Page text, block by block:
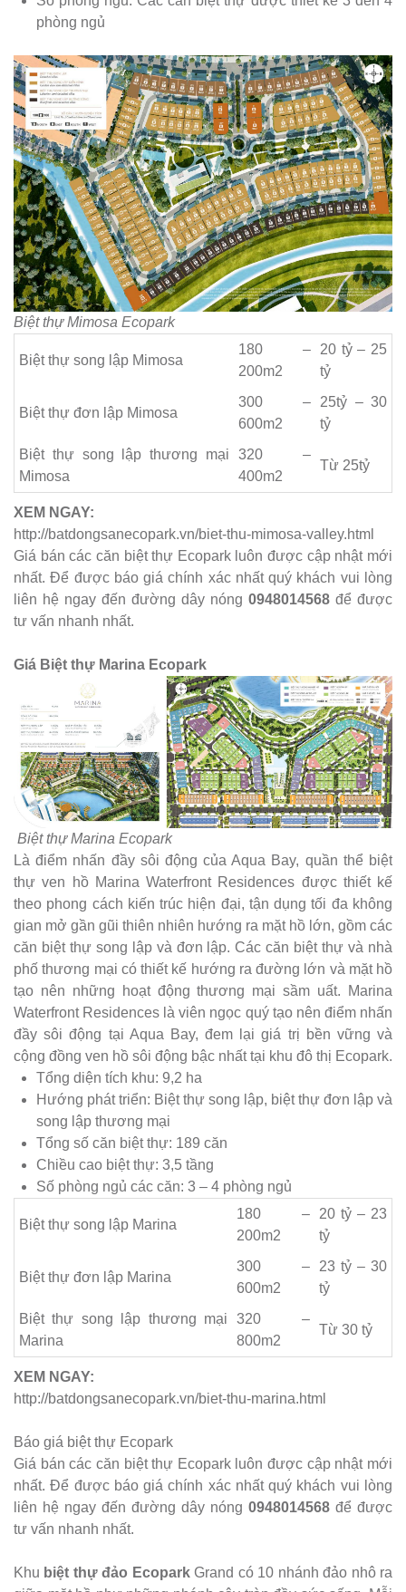
phòng ngủ
Biệt thự Mimosa Ecopark
Biệt thự song lập Mimosa
180 –
200m2
20 tỷ – 25
tỷ
Biệt thự đơn lập Mimosa
300 –
600m2
​25tỷ – 30
tỷ
Biệt thự song lập thương mại
Mimosa
320 –
400m2
Từ 25tỷ
XEM NGAY:
http://batdongsanecopark.vn/biet-thu-mimosa-valley.html
Giá bán các căn biệt thự Ecopark luôn được cập nhật mới
nhất. Để được báo giá chính xác nhất quý khách vui lòng
liên hệ ngay đến đường dây nóng 0948014568 để được
tư vấn nhanh nhất.
Giá Biệt thự Marina Ecopark
Biệt thự Marina Ecopark
Là điểm nhấn đầy sôi động của Aqua Bay, quần thể biệt
thự ven hồ Marina Waterfront Residences được thiết kế
theo phong cách kiến trúc hiện đại, tận dụng tối đa không
gian mở gần gũi thiên nhiên hướng ra mặt hồ lớn, gồm các
căn biệt thự song lập và đơn lập. Các căn biệt thự và nhà
phố thương mại có thiết kế hướng ra đường lớn và mặt hồ
tạo nên những hoạt động thương mại sầm uất. Marina
Waterfront Residences là viên ngọc quý tạo nên điểm nhấn
đầy sôi động tại Aqua Bay, đem lại giá trị bền vững và
cộng đồng ven hồ sôi động bậc nhất tại khu đô thị Ecopark.
Tổng diện tích khu: 9,2 ha
Hướng phát triển: Biệt thự song lập, biệt thự đơn lập và
song lập thương mại
Tổng số căn biệt thự: 189 căn
Chiều cao biệt thự: 3,5 tầng
Số phòng ngủ các căn: 3 – 4 phòng ngủ
Biệt thự song lập Marina
180 –
200m2
20 tỷ – 23
tỷ
Biệt thự đơn lập Marina
300 –
600m2
​23 tỷ – 30
tỷ
Biệt thự song lập thương mại
Marina
320 –
800m2
Từ 30 tỷ
XEM NGAY:
http://batdongsanecopark.vn/biet-thu-marina.html
Báo giá biệt thự Ecopark
Giá bán các căn biệt thự Ecopark luôn được cập nhật mới
nhất. Để được báo giá chính xác nhất quý khách vui lòng
liên hệ ngay đến đường dây nóng 0948014568 để được
tư vấn nhanh nhất.
Khu biệt thự đảo Ecopark Grand có 10 nhánh đảo nhô ra